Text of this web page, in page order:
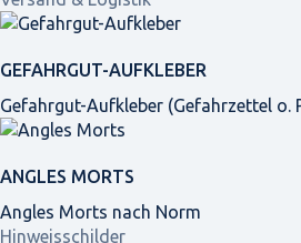
GEFAHRGUT-AUFKLEBER
Gefahrgut-Aufkleber (Gefahrzettel o.
ANGLES MORTS
Angles Morts nach Norm
Hinweisschilder